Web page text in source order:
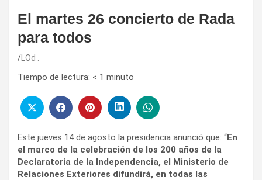
El martes 26 concierto de Rada
para todos
LOd .
Tiempo de lectura: < 1 minuto
Este jueves 14 de agosto la presidencia anunció que: “En
el marco de la celebración de los 200 años de la
Declaratoria de la Independencia, el Ministerio de
Relaciones Exteriores difundirá, en todas las